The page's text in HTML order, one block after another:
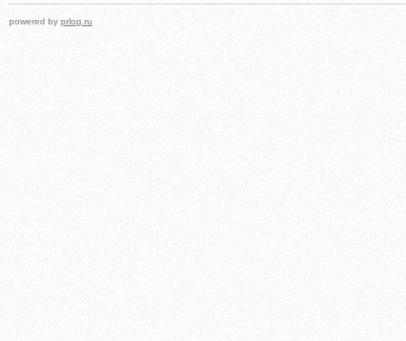
powered by prlog.ru